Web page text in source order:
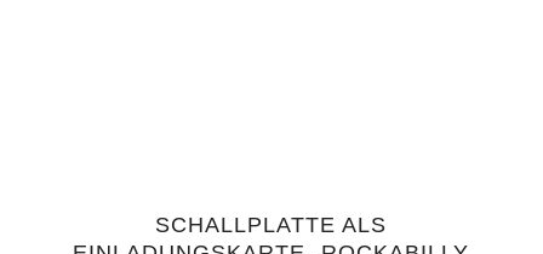
5.00
SCHALLPLATTE ALS